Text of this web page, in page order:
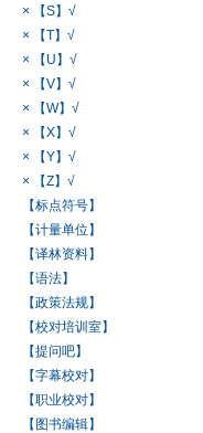
× 【S】√
× 【T】√
× 【U】√
× 【V】√
× 【W】√
× 【X】√
× 【Y】√
× 【Z】√
【标点符号】
【计量单位】
【译林资料】
【语法】
【政策法规】
【校对培训室】
【提问吧】
【字幕校对】
【职业校对】
【图书编辑】